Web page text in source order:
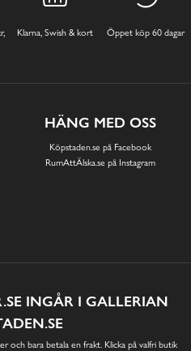
Klarna, Swish & kort Öppet köp 60 dagar
HÄNG MED OSS
Köpstaden.se på Facebook
RumAttÄlska.se på Instagram
INGÅR I GALLERIAN
och bara betala en frakt. Klicka på valfri butik